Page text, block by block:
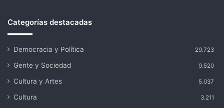
Categorías destacadas
Democracia y Política 29.723
Gente y Sociedad 9.520
Cultura y Artes 5.037
Cultura 3.211